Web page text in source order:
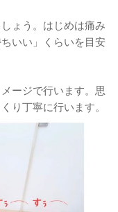
ょう。はじめは痛み
いい」くらいを目安
ージで行います。思
り丁寧に行います。